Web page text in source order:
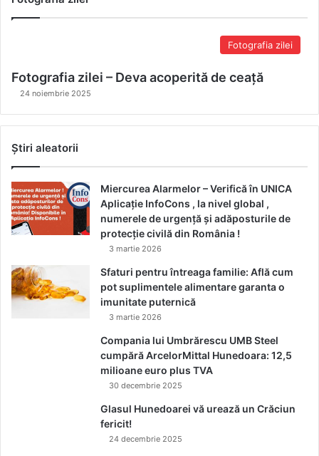
Fotografia zilei
Fotografia zilei – Deva acoperită de ceață
24 noiembrie 2025
Știri aleatorii
Miercurea Alarmelor – Verifică în UNICA
Aplicație InfoCons , la nivel global ,
numerele de urgență și adăposturile de
protecție civilă din România !
3 martie 2026
Sfaturi pentru întreaga familie: Află cum
pot suplimentele alimentare garanta o
imunitate puternică
3 martie 2026
Compania lui Umbrărescu UMB Steel
cumpără ArcelorMittal Hunedoara: 12,5
milioane euro plus TVA
30 decembrie 2025
Glasul Hunedoarei vă urează un Crăciun
fericit!
24 decembrie 2025